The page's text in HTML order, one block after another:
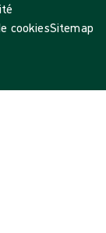
cookiesSitemap